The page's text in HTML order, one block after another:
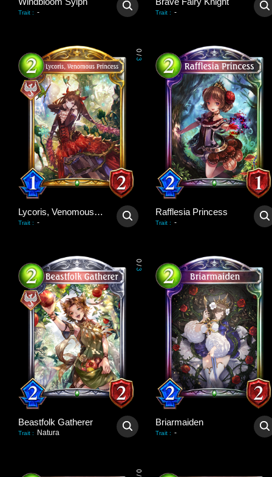
Trait : - Trait : -
0
/
3
Lycoris, Venomous Princess
Trait : -
Rafflesia Princess
Trait : -
0
/
3
Beastfolk Gatherer
Trait : Natura
Briarmaiden
Trait : -
0
/